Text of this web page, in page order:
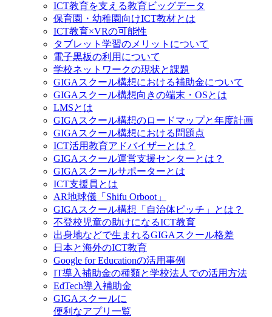
ICT教育を支える教育ビッグデータ
保育園・幼稚園向けICT教材とは
ICT教育×VRの可能性
タブレット学習のメリットについて
電子黒板の利用について
学校ネットワークの現状と課題
GIGAスクール構想における補助金について
GIGAスクール構想向きの端末・OSとは
LMSとは
GIGAスクール構想のロードマップと年度計画
GIGAスクール構想における問題点
ICT活用教育アドバイザーとは？
GIGAスクール運営支援センターとは？
GIGAスクールサポーターとは
ICT支援員とは
AR地球儀「Shifu Orboot」
GIGAスクール構想「自治体ピッチ」とは？
不登校児童の助けになるICT教育
出身地などで生まれるGIGAスクール格差
日本と海外のICT教育
Google for Educationの活用事例
IT導入補助金の種類と学校法人での活用方法
EdTech導入補助金
GIGAスクールに
便利なアプリ一覧